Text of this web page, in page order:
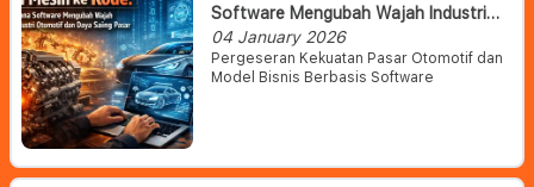
Software Mengubah Wajah Industri
Otomotif Dan Daya Saing Pasar
04 January 2026
Pergeseran Kekuatan Pasar Otomotif dan
Model Bisnis Berbasis Software